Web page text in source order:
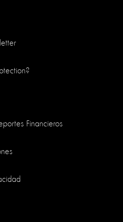
Financieros